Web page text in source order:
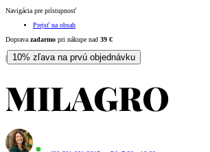
Navigácia pre prístupnosť
Prejsť na obsah
Doprava zadarmo pri nákupe nad 39 €
| 10% zľava na prvú objednávku